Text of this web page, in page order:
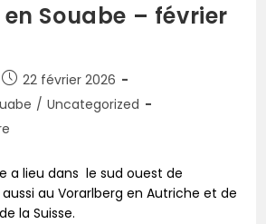
Souabe – février
22 février 2026
/ Uncategorized
a lieu dans le sud ouest de
au Vorarlberg en Autriche et de
la Suisse.